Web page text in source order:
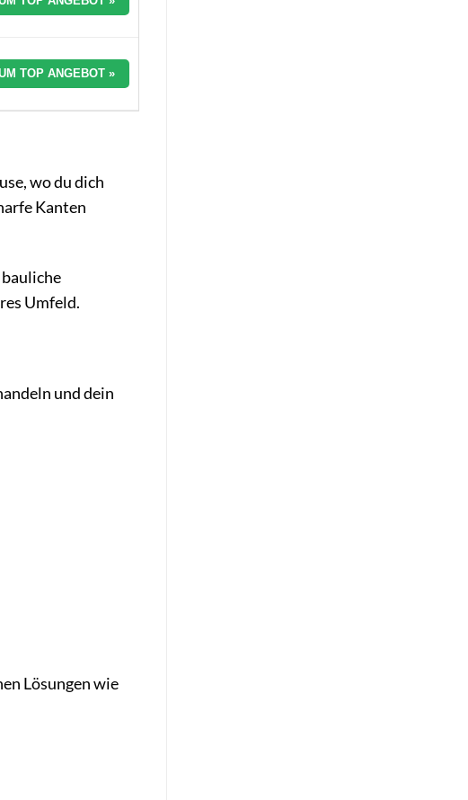
TOP ANGEBOT »
wo du dich
Kanten
Umfeld.
und dein
Lösungen wie